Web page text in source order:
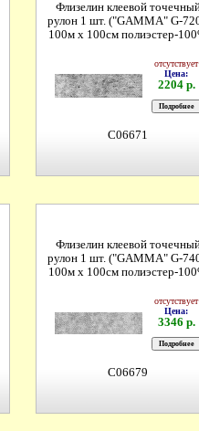
Флизелин клеевой
рулон 1 шт. ("GAMMA" G-
100м х 100см полиэстер-
отсутствует
Цена:
2204 р.
C06671
Флизелин клеевой
рулон 1 шт. ("GAMMA" G-
100м х 100см полиэстер-
отсутствует
Цена:
3346 р.
C06679